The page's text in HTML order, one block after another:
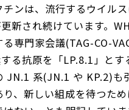
ンは、流行するウイル
新され続けています。
専門家会議(TAG-CO-
る抗原を「LP.8.1」とす
JN.1 系(JN.1 や KP.2)も
、新しい組成を待つた